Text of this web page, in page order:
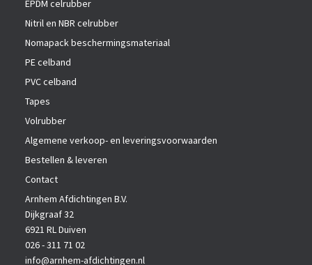
EPDM celrubber
Nitril en NBR celrubber
Nomapack beschermingsmateriaal
PE celband
PVC celband
Tapes
Volrubber
Algemene verkoop- en leveringsvoorwaarden
Bestellen & leveren
Contact
Arnhem Afdichtingen B.V.
Dijkgraaf 32
6921 RL Duiven
026 - 311 71 02
info@arnhem-afdichtingen.nl